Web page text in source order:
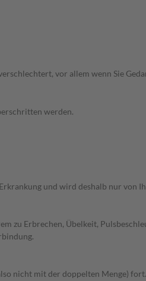
vor allem wenn Sie
werden.
und wird deshalb nur von
zu Erbrechen, Übelkeit,
nicht mit der doppelten Menge) fort.